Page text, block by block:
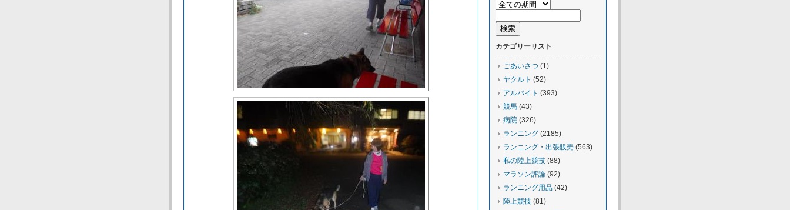
カテゴリーリスト
ごあいさつ (1)
ヤクルト (52)
アルバイト (393)
競馬 (43)
病院 (326)
ランニング (2185)
ランニング・出張販売 (563)
私の陸上競技 (88)
マラソン評論 (92)
ランニング用品 (42)
陸上競技 (81)